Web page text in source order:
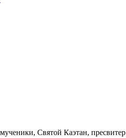
Святой Каэтан, пресвитер